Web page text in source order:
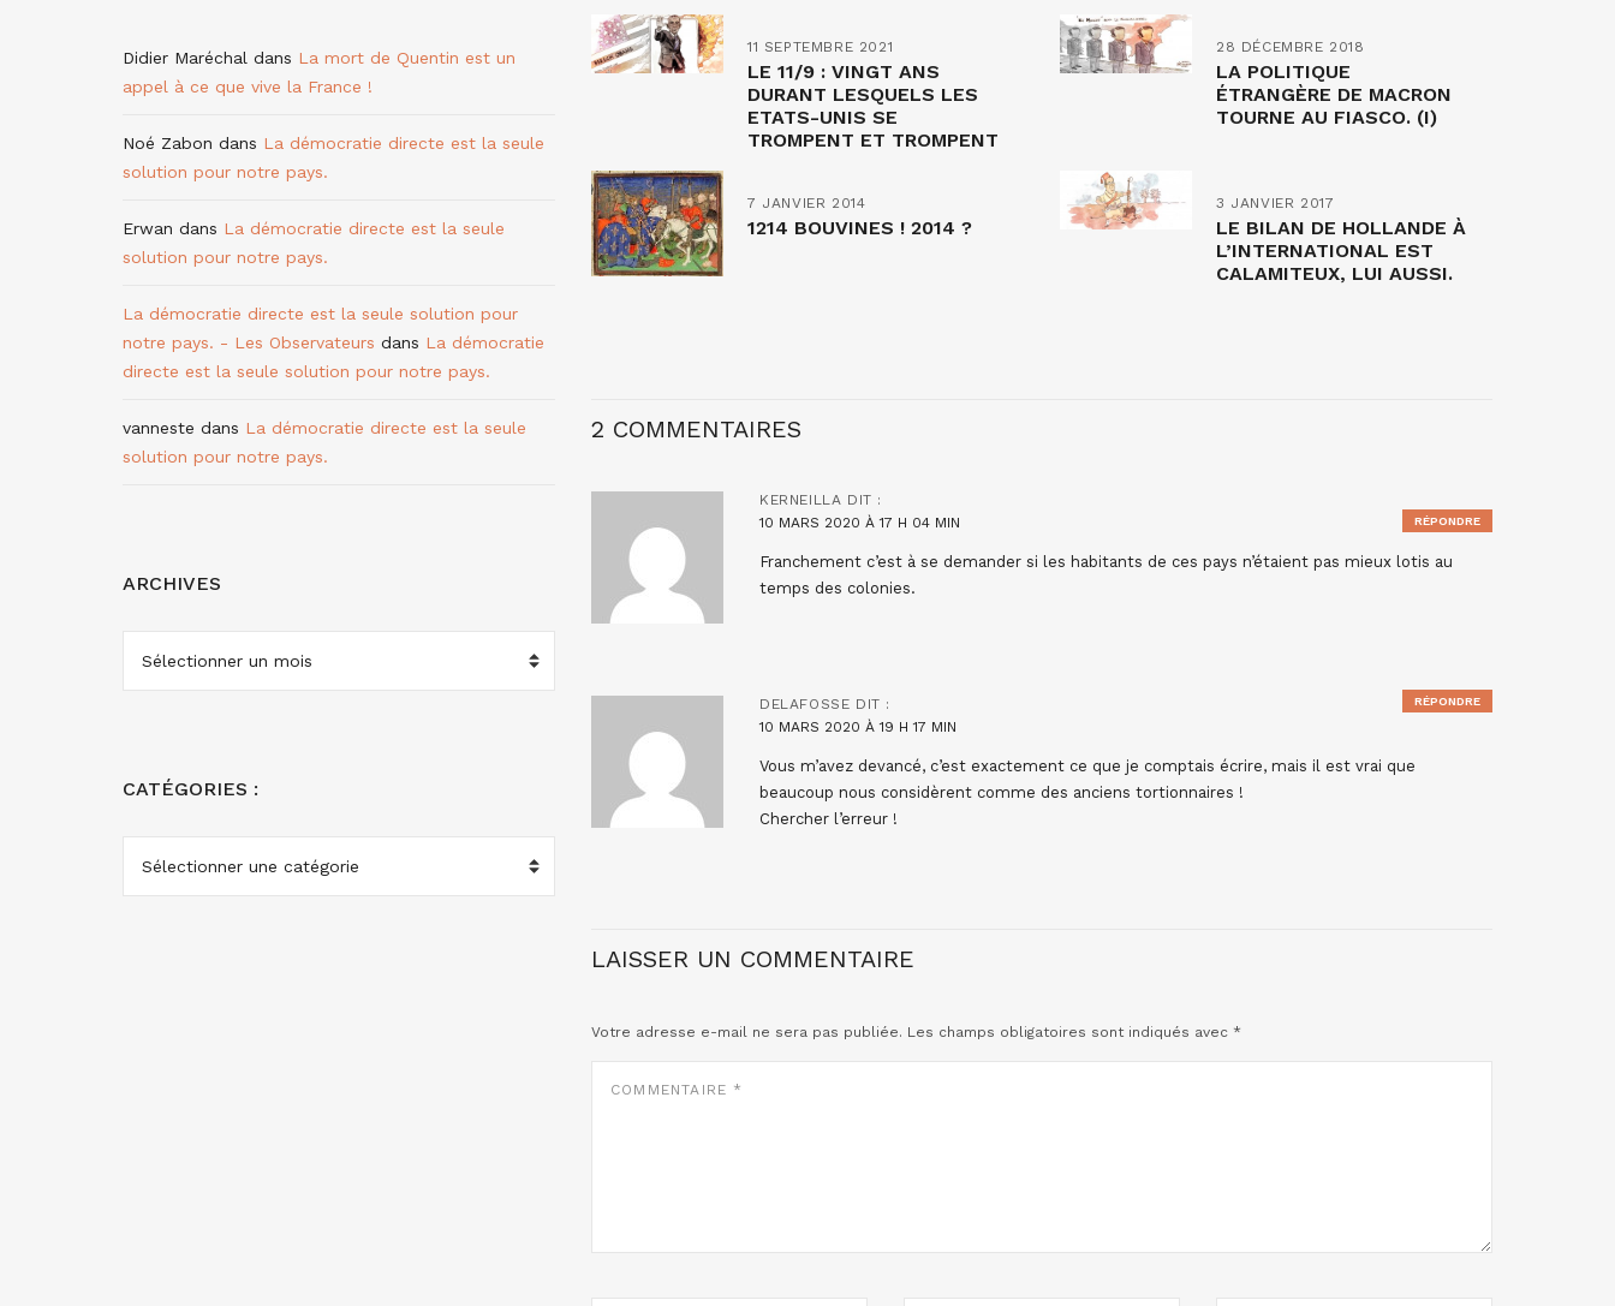
11 SEPTEMBRE 2021
LE 11/9 : VINGT ANS
DURANT LESQUELS LES
ETATS-UNIS SE
TROMPENT ET TROMPENT
28 DÉCEMBRE 2018
LA POLITIQUE
ÉTRANGÈRE DE MACRON
TOURNE AU FIASCO. (I)
7 JANVIER 2014
1214 BOUVINES ! 2014 ?
3 JANVIER 2017
LE BILAN DE HOLLANDE À
L’INTERNATIONAL EST
CALAMITEUX, LUI AUSSI.
2 COMMENTAIRES
KERNEILLA DIT :
10 MARS 2020 À 17 H 04 MIN
Franchement c’est à se demander si les habitants de ces pays n’étaient pas mieux lotis au
temps des colonies.
RÉPONDRE
DELAFOSSE DIT :
10 MARS 2020 À 19 H 17 MIN
Vous m’avez devancé, c’est exactement ce que je comptais écrire, mais il est vrai que
beaucoup nous considèrent comme des anciens tortionnaires !
Chercher l’erreur !
RÉPONDRE
LAISSER UN COMMENTAIRE
Votre adresse e-mail ne sera pas publiée. Les champs obligatoires sont indiqués avec *
Didier Maréchal dans La mort de Quentin est un
appel à ce que vive la France !
Noé Zabon dans La démocratie directe est la seule
solution pour notre pays.
Erwan dans La démocratie directe est la seule
solution pour notre pays.
La démocratie directe est la seule solution pour
notre pays. - Les Observateurs dans La démocratie
directe est la seule solution pour notre pays.
vanneste dans La démocratie directe est la seule
solution pour notre pays.
ARCHIVES
ARCHIVES
CATÉGORIES :
CATÉGORIES